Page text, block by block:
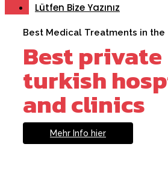
Lütfen Bize Yazınız
Best Medical Treatments in the
Best private
turkish
and clinics
Mehr Info hier